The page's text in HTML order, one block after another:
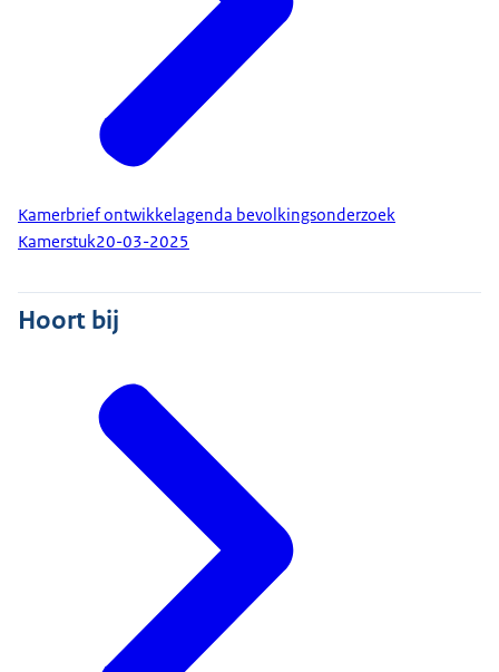
Kamerbrief ontwikkelagenda bevolkingsonderzoek
Kamerstuk20-03-2025
Hoort bij